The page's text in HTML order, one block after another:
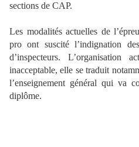
sections de CAP.
Les modalités actuelles de
pro ont suscité l’indignation
d’inspecteurs. L’organisation
inacceptable, elle se traduit
l’enseignement général qui va
diplôme.